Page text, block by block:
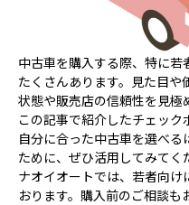
中古車を購入する際、特に
たくさんあります。見た目や
状態や販売店の信頼性を見極
この記事で紹介したチェッ
自分に合った中古車を選べ
ために、ぜひ活用してみてく
ナオイオートでは、若者向
おります。購入前のご相談も